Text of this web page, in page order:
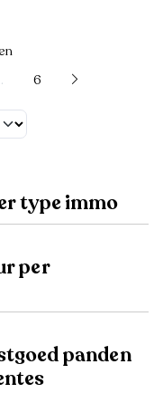
6
type immo
per
panden